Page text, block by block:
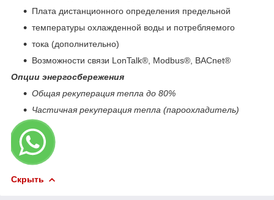
Плата дистанционного определения предельной
температуры охлажденной воды и потребляемого
тока (дополнительно)
Возможности связи LonTalk®, Modbus®, BACnet®
Опции энергосбережения
Общая рекуперация тепла до 80%
Частичная рекуперация тепла (пароохладитель)
Скрыть